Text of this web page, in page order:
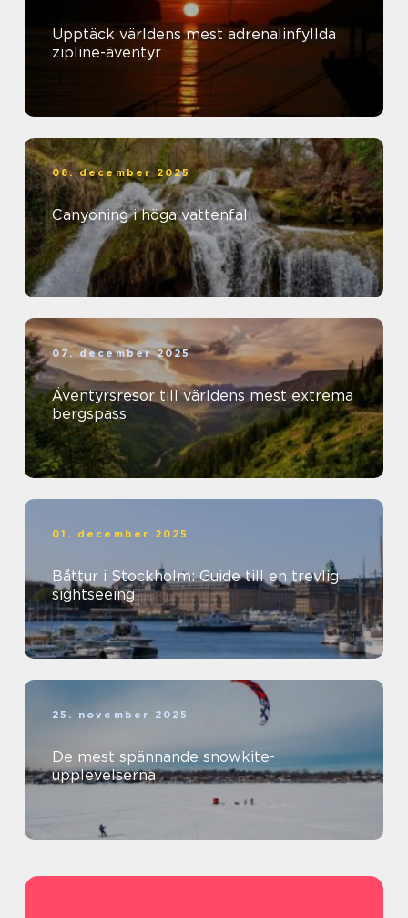
Upptäck världens mest adrenalinfyllda
zipline-äventyr
08. december 2025
Canyoning i höga vattenfall
07. december 2025
Äventyrsresor till världens mest extrema
bergspass
01. december 2025
Båttur i Stockholm: Guide till en trevlig
sightseeing
25. november 2025
De mest spännande snowkite-
upplevelserna